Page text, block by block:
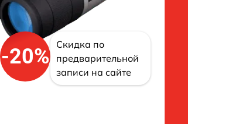
-20%
Скидка по
предварительной
записи на сайте